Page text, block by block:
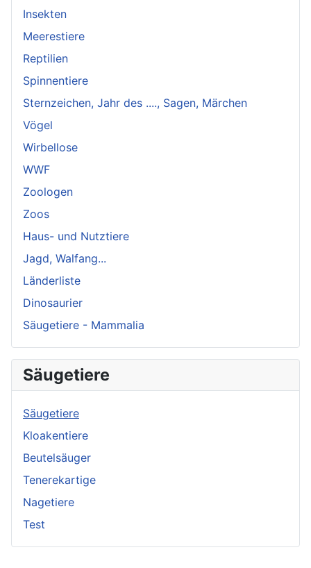
Insekten
Meerestiere
Reptilien
Spinnentiere
Sternzeichen, Jahr des ...., Sagen, Märchen
Vögel
Wirbellose
WWF
Zoologen
Zoos
Haus- und Nutztiere
Jagd, Walfang...
Länderliste
Dinosaurier
Säugetiere - Mammalia
Säugetiere
Säugetiere
Kloakentiere
Beutelsäuger
Tenerekartige
Nagetiere
Test